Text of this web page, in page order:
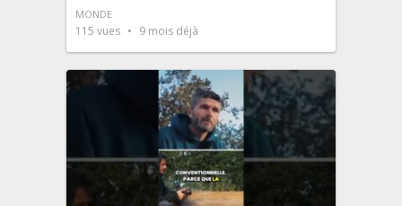
MONDE
115 vues 9 mois déjà